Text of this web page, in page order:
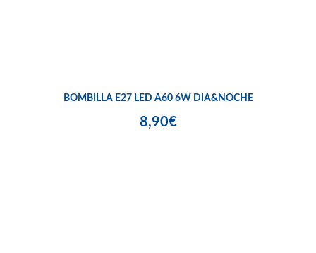
BOMBILLA E27 LED A60 6W DIA&NOCHE
8,90€